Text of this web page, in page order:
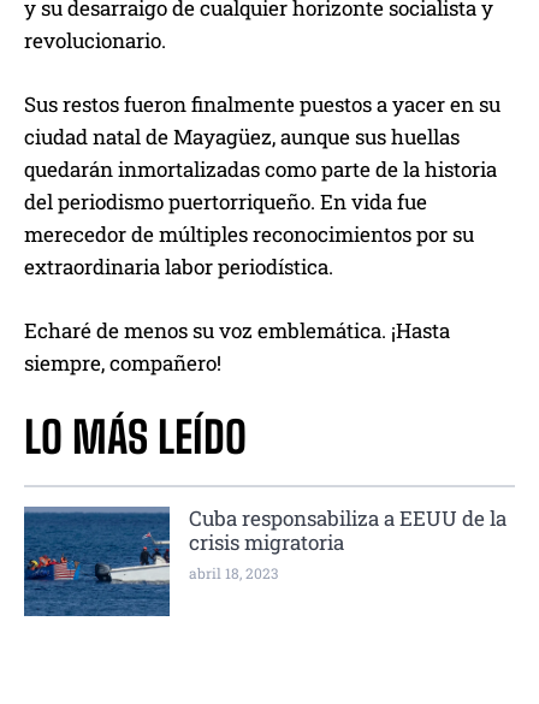
y su desarraigo de cualquier horizonte socialista y
revolucionario.
Sus restos fueron finalmente puestos a yacer en su
ciudad natal de Mayagüez, aunque sus huellas
quedarán inmortalizadas como parte de la historia
del periodismo puertorriqueño. En vida fue
merecedor de múltiples reconocimientos por su
extraordinaria labor periodística.
Echaré de menos su voz emblemática. ¡Hasta
siempre, compañero!
LO MÁS LEÍDO
Cuba responsabiliza a EEUU de la
crisis migratoria
abril 18, 2023